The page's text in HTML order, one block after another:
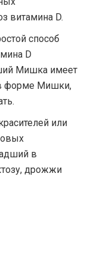
витамина D.
способ
D
Мишка имеет
форме Мишки,
или
в
дрожжи